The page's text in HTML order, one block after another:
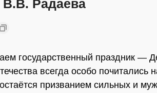
Радаева
государственный праздник —
всегда особо почитались
призванием сильных и